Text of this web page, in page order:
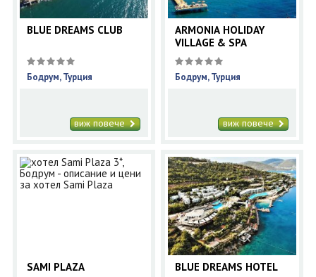
BLUE DREAMS CLUB
Бодрум, Турция
виж повече
ARMONIA HOLIDAY
VILLAGE & SPA
Бодрум, Турция
виж повече
SAMI PLAZA BLUE DREAMS HOTEL